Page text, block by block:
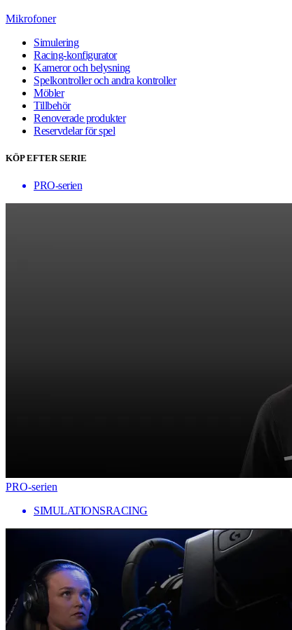
Mikrofoner
Simulering
Racing-konfigurator
Kameror och belysning
Spelkontroller och andra kontroller
Möbler
Tillbehör
Renoverade produkter
Reservdelar för spel
KÖP EFTER SERIE
PRO-serien
PRO-serien
SIMULATIONSRACING